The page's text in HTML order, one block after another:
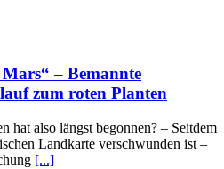
– Bemannte
zum roten Planten
hat also längst begonnen? – Seitdem
Landkarte verschwunden ist –
[...]